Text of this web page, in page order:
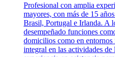
Profesional con amplia
mayores, con más de 15
Brasil, Portugal e Irlanda. A
desempeñado funciones
domicilios como en
integral en las actividades